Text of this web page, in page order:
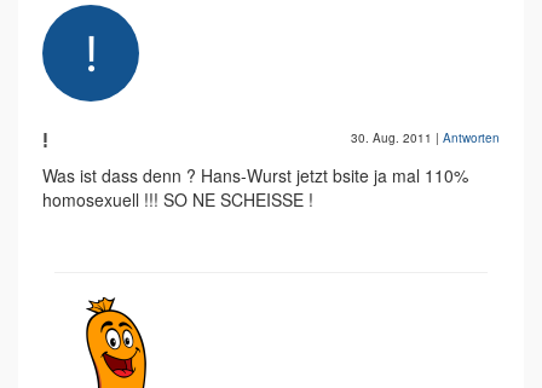
! 30. Aug. 2011 | Antworten
Was ist dass denn ? Hans-Wurst jetzt bsite ja mal 110%
homosexuell !!! SO NE SCHEISSE !